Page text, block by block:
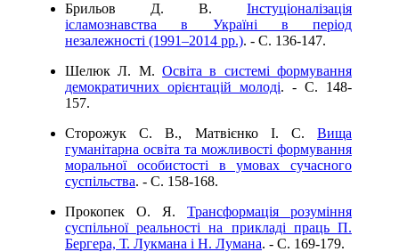
Брильов Д. В. Інстуціоналізація
ісламознавства в Україні в період
незалежності (1991–2014 рр.). - C. 136-147.
Шелюк Л. М. Освіта в системі формування
демократичних орієнтацій молоді. - C. 148-
157.
Сторожук С. В., Матвієнко І. С. Вища
гуманітарна освіта та можливості формування
моральної особистості в умовах сучасного
суспільства. - C. 158-168.
Прокопек О. Я. Трансформація розуміння
суспільної реальності на прикладі праць П.
Бергера, Т. Лукмана і Н. Лумана. - C. 169-179.